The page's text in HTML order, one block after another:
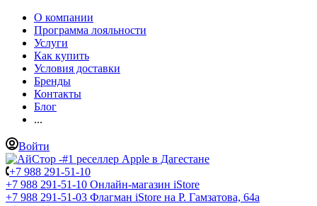
О компании
Программа лояльности
Услуги
Как купить
Условия доставки
Бренды
Контакты
Блог
...
Войти
+7 988 291-51-10
+7 988 291-51-10 Онлайн-магазин iStore
+7 988 291-51-03 Флагман iStore на Р. Гамзатова, 64а